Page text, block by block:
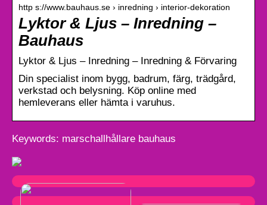
http s://www.bauhaus.se › inredning › interior-dekoration
Lyktor & Ljus – Inredning –
Bauhaus
Lyktor & Ljus – Inredning – Inredning & Förvaring
Din specialist inom bygg, badrum, färg, trädgård,
verkstad och belysning. Köp online med
hemleverans eller hämta i varuhus.
Keywords: marschallhållare bauhaus